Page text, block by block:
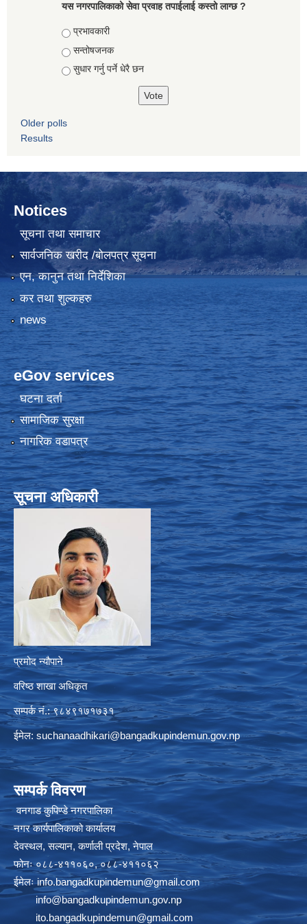
यस नगरपालिकाको सेवा प्रवाह तपाईलाई कस्तो लाग्छ ?
Choices
प्रभावकारी
सन्तोषजनक
सुधार गर्नु पर्ने धेरै छन
Older polls
Results
Notices
सूचना तथा समाचार
सार्वजनिक खरीद /बोलपत्र सूचना
एन, कानुन तथा निर्देशिका
कर तथा शुल्कहरु
news
eGov services
घटना दर्ता
सामाजिक सुरक्षा
नागरिक वडापत्र
सूचना अधिकारी
प्रमोद न्यौपाने
वरिष्ठ शाखा अधिकृत
सम्पर्क नं.: ९८४९१७१७३१
ईमेल: suchanaadhikari@bangadkupindemun.gov.np
सम्पर्क विवरण
वनगाड कुपिण्डे नगरपालिका
नगर कार्यपालिकाको कार्यालय
देवस्थल, सल्यान, कर्णाली प्रदेश, नेपाल
फोनः ०८८-४११०६०, ०८८-४११०६२
ईमेलःinfo.bangadkupindemun@gmail.com
info@bangadkupindemun.gov.np
ito.bangadkupindemun@gmail.com